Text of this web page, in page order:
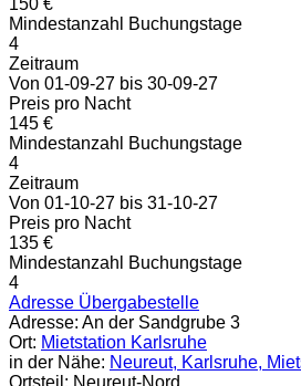
150 €
Mindestanzahl Buchungstage
4
Zeitraum
Von 01-09-27 bis 30-09-27
Preis pro Nacht
145 €
Mindestanzahl Buchungstage
4
Zeitraum
Von 01-10-27 bis 31-10-27
Preis pro Nacht
135 €
Mindestanzahl Buchungstage
4
Adresse Übergabestelle
Adresse: An der Sandgrube 3
Ort: Mietstation Karlsruhe
in der Nähe: Neureut, Karlsruhe,